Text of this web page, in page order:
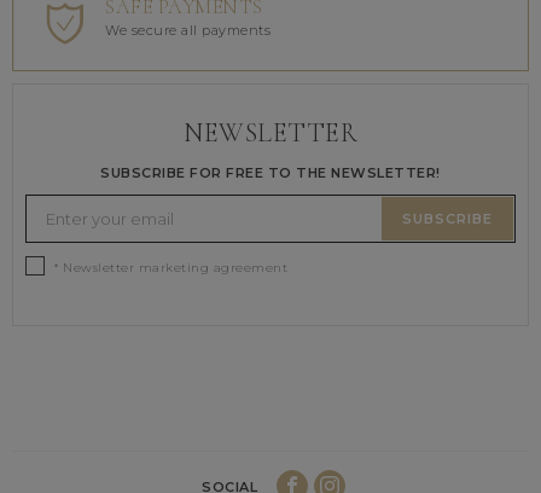
SAFE PAYMENTS
We secure all payments
NEWSLETTER
SUBSCRIBE FOR FREE TO THE NEWSLETTER!
SUBSCRIBE
* Newsletter marketing agreement
SOCIAL